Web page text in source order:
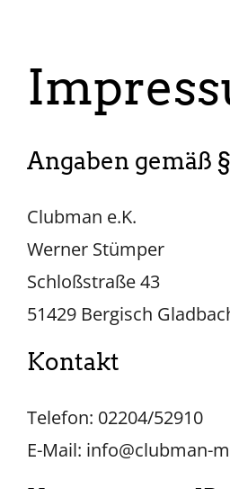
Angaben gemäß
Clubman e.K.
Werner Stümper
Schloßstraße 43
51429 Bergisch
Kontakt
Telefon: 02204/52910
E-Mail: info@clubman-